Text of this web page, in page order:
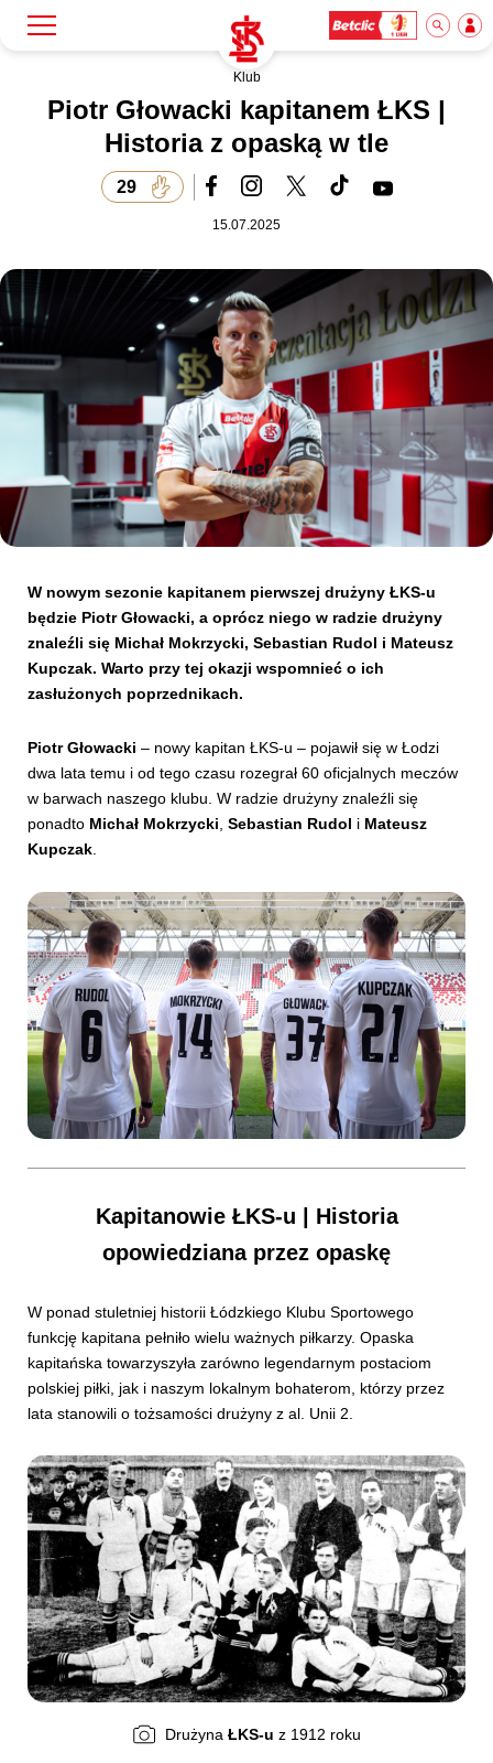
Klub
Akademia
Biznes
Dla mediów
Kibice
SKLEP KUP BILET
Klub
Piotr Głowacki kapitanem ŁKS |
Historia z opaską w tle
29
15.07.2025
W nowym sezonie kapitanem pierwszej drużyny ŁKS-u
będzie Piotr Głowacki, a oprócz niego w radzie drużyny
znaleźli się Michał Mokrzycki, Sebastian Rudol i Mateusz
Kupczak. Warto przy tej okazji wspomnieć o ich
zasłużonych poprzednikach.
Piotr Głowacki – nowy kapitan ŁKS-u – pojawił się w Łodzi
dwa lata temu i od tego czasu rozegrał 60 oficjalnych meczów
w barwach naszego klubu. W radzie drużyny znaleźli się
ponadto Michał Mokrzycki, Sebastian Rudol i Mateusz
Kupczak.
Kapitanowie ŁKS-u | Historia
opowiedziana przez opaskę
W ponad stuletniej historii Łódzkiego Klubu Sportowego
funkcję kapitana pełniło wielu ważnych piłkarzy. Opaska
kapitańska towarzyszyła zarówno legendarnym postaciom
polskiej piłki, jak i naszym lokalnym bohaterom, którzy przez
lata stanowili o tożsamości drużyny z al. Unii 2.
Drużyna ŁKS-u z 1912 roku